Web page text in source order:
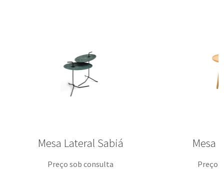
Mesa Lateral Sabiá
Preço sob consulta
Mesa
Preço